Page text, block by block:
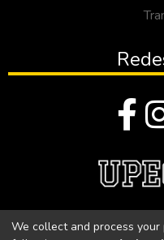
We collect and process